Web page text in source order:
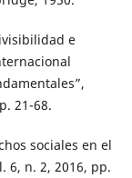
e
21-68.
sociales en el
6, n. 2, 2016, pp.